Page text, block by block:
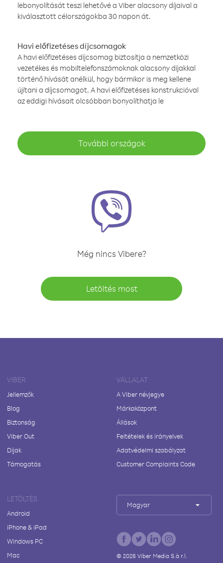
lebonyolítását teszi lehetővé a Viber alacsony díjaival a
kiválasztott célországokba 30 napon át.
Havi előfizetéses díjcsomagok
A havi előfizetéses díjcsomag biztosítja a nemzetközi
vezetékes és mobiltelefonszámoknak alacsony díjakkal
történő hívását anélkül, hogy bármikor is meg kellene
újítani a díjcsomagot. A havi előfizetéses konstrukcióval
az eddigi hívásait olcsóbban bonyolíthatja le
További országok
Még nincs Vibere?
Letöltés most
VIBER
Jellemzők
Blog
Biztonság
Viber Out
Díjak
Támogatás
VÁLLALAT
A Viber névjegye
Márkaközpont
Állások
Feltételek és irányelvek
Adatvédelmi szabályzat
Customer Complaints Code
LETÖLTÉS
Android
iPhone & iPad
Windows PC
Mac
Magyar
© 2026Viber Media S.à r.l.